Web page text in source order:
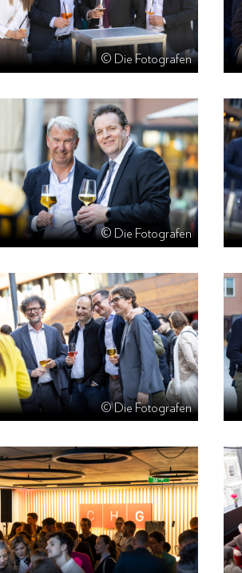
© Die Fotografen
© Die Fotografen
© Die Fotografen